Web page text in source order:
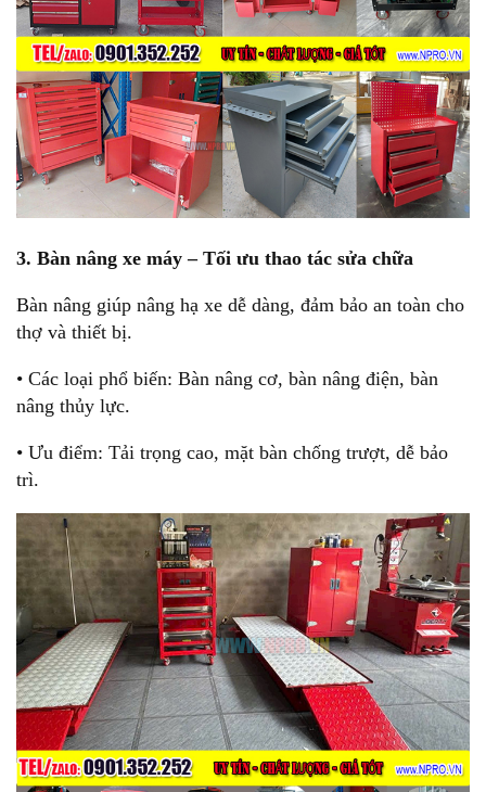
3. Bàn nâng xe máy – Tối ưu thao tác sửa chữa
Bàn nâng giúp nâng hạ xe dễ dàng, đảm bảo an toàn cho
thợ và thiết bị.
• Các loại phổ biến: Bàn nâng cơ, bàn nâng điện, bàn
nâng thủy lực.
• Ưu điểm: Tải trọng cao, mặt bàn chống trượt, dễ bảo
trì.